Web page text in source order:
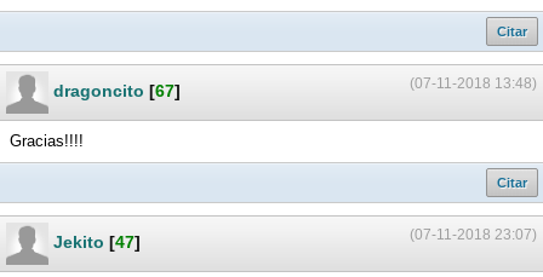
Citar
(07-11-2018 13:48)
dragoncito [67]
Gracias!!!!
Citar
(07-11-2018 23:07)
Jekito [47]